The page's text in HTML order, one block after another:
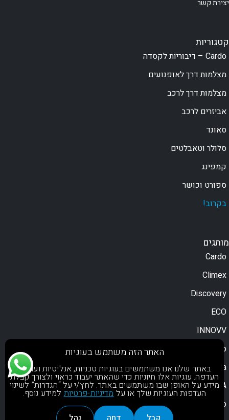
יצירת קשר
קטגוריות
Cardo – דיבוריות לקסדה
מצלמות דרך לאופנועים
מצלמות דרך לרכב
אביזרים לרכב
סאונד
סלולר וטאבלטים
קמפינג
ספורט וכושר
בקרוב!
מותגים
Cardo
Climex
Discovery
ECO
INNOVV
Moodo
Motorola
NOA
OsoPro
האתר הזה משתמש בעוגיות
באתר שלנו אנו משתמשים בעוגיות טכניות, אנליטיות ועוגיות
העדפה. עוגיות אלו חיוניות כדי שהאתר יעבוד כראוי ולצורך קבלת
מידע על האופן שבו משתמשים באתר. לחץ/י על “הגדרות” לשינוי
העדפות העוגיות שלך או עלמדיניות-פרטיותלמידע נוסף.